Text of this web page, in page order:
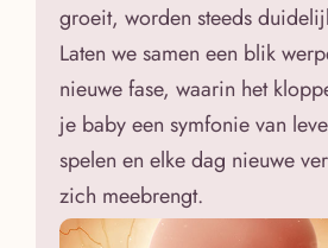
groeit, worden steeds
Laten we samen een blik
nieuwe fase, waarin het
je baby een symfonie van
spelen en elke dag nieuwe
zich meebrengt.